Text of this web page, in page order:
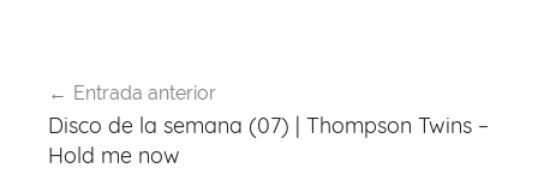
de
entradas
Entrada anterior
Disco de la semana (07) | Thompson Twins –
Hold me now